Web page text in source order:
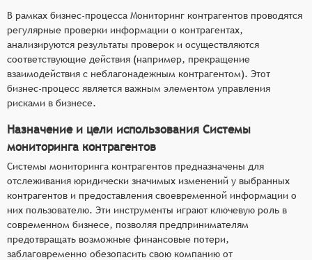
В рамках бизнес-процесса Мониторинг контрагентов проводятся
регулярные проверки информации о контрагентах,
анализируются результаты проверок и осуществляются
соответствующие действия (например, прекращение
взаимодействия с неблагонадежным контрагентом). Этот
бизнес-процесс является важным элементом управления
рисками в бизнесе.
Назначение и цели использования Системы
мониторинга контрагентов
Системы мониторинга контрагентов предназначены для
отслеживания юридически значимых изменений у выбранных
контрагентов и предоставления своевременной информации о
них пользователю. Эти инструменты играют ключевую роль в
современном бизнесе, позволяя предпринимателям
предотвращать возможные финансовые потери,
заблаговременно обезопасить свою компанию от